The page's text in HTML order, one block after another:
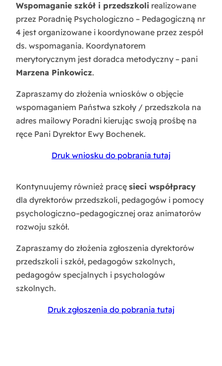
Wspomaganie szkół i przedszkoli realizowane
przez Poradnię Psychologiczno – Pedagogiczną nr
4 jest organizowane i koordynowane przez zespół
ds. wspomagania. Koordynatorem
merytorycznym jest doradca metodyczny – pani
Marzena Pinkowicz.
Zapraszamy do złożenia wniosków o objęcie
wspomaganiem Państwa szkoły / przedszkola na
adres mailowy Poradni kierując swoją prośbę na
ręce Pani Dyrektor Ewy Bochenek.
Druk wniosku do pobrania tutaj
Kontynuujemy również pracę sieci współpracy
dla dyrektorów przedszkoli, pedagogów i pomocy
psychologiczno–pedagogicznej oraz animatorów
rozwoju szkół.
Zapraszamy do złożenia zgłoszenia dyrektorów
przedszkoli i szkół, pedagogów szkolnych,
pedagogów specjalnych i psychologów
szkolnych.
Druk zgłoszenia do pobrania tutaj